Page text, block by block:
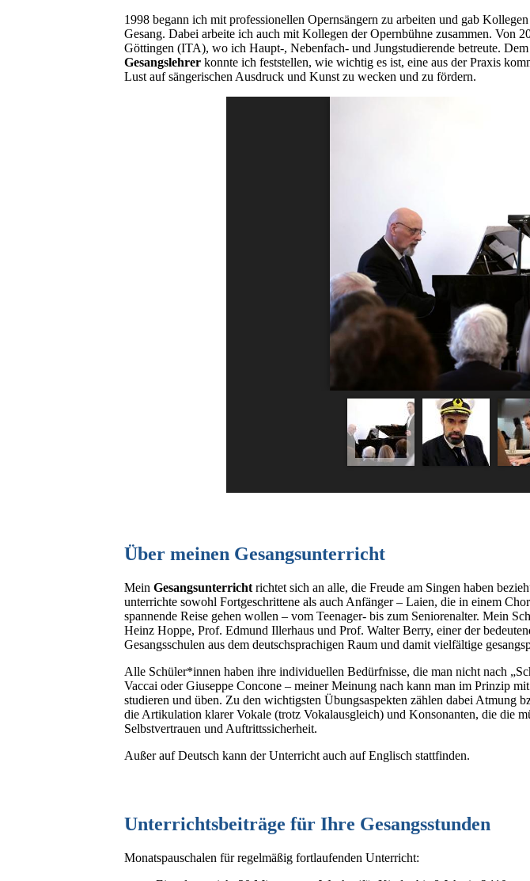
1998 begann ich mit professionellen Opernsängern zu arbeiten und gab
Gesang. Dabei arbeite ich auch mit Kollegen der Opernbühne zusammen. Von
Göttingen (ITA), wo ich Haupt-, Nebenfach- und Jungstudierende betreute.
Gesangslehrer konnte ich feststellen, wie wichtig es ist, eine aus der Praxis
Lust auf sängerischen Ausdruck und Kunst zu wecken und zu fördern.
Über meinen Gesangsunterricht
Mein Gesangsunterricht richtet sich an alle, die Freude am Singen haben
unterrichte sowohl Fortgeschrittene als auch Anfänger – Laien, die in einem
spannende Reise gehen wollen – vom Teenager- bis zum Seniorenalter. Mein
Heinz Hoppe, Prof. Edmund Illerhaus und Prof. Walter Berry, einer der
Gesangsschulen aus dem deutschsprachigen Raum und damit vielfältige
Alle Schüler*innen haben ihre individuellen Bedürfnisse, die man nicht nach
Vaccai oder Giuseppe Concone – meiner Meinung nach kann man im Prinzip
studieren und üben. Zu den wichtigsten Übungsaspekten zählen dabei Atmung
die Artikulation klarer Vokale (trotz Vokalausgleich) und Konsonanten, die die
Selbstvertrauen und Auftrittssicherheit.
Außer auf Deutsch kann der Unterricht auch auf Englisch stattfinden.
Unterrichtsbeiträge für Ihre Gesangsstunden
Monatspauschalen für regelmäßig fortlaufenden Unterricht: